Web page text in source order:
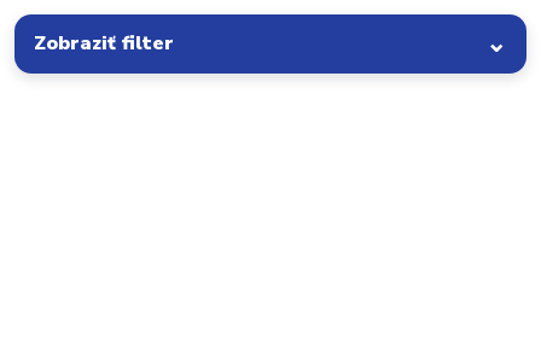
Zobraziť filter